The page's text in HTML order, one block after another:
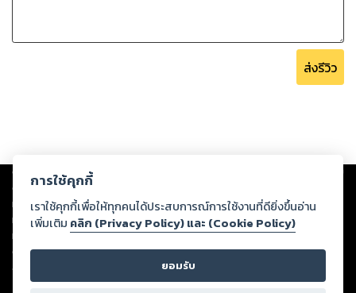
ส่งรีวิว
Copyright © 2026
ต่อผลงานหรือเนื้อหาใดที่อัปโหลดผ่านเว็บไซต์และปรากฏว่าละเมิดสิทธิใน
ทรัพย์สินทางปัญญาของบุคคลอื่นหรือขัดต่อกฎหมายและศีลธรรม ดังนั้น ผู้อ่าน
ทุกท่านโปรดใช้วิจารณญาณในการกลั่นกรองด้วยตนเอง และหากท่านพบว่าส่วน
หนึ่งส่วนใดขัดต่อกฎหมายและศีลธรรม กรุณาแจ้งมายังบริษัท เพื่อทีมงานจะได้
ดำเนินการในทันที ทั้งนี้ ทางสตอรี่ล็อกขอสงวนลิขสิทธิ์ตามพระราชบัญญัติ
ลิขสิทธิ์ พ.ศ. 2537 (ฉบับล่าสุด)
การใช้คุกกี้
เราใช้คุกกี้เพื่อให้ทุกคนได้ประสบการณ์การใช้งานที่ดียิ่งขึ้นอ่าน
เพิ่มเติม คลิก (Privacy Policy) และ (Cookie Policy)
ยอมรับ